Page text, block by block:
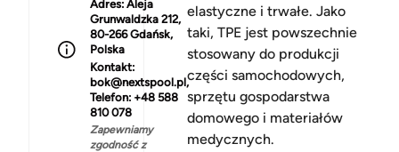
Adres: Aleja
Grunwaldzka 212,
80-266 Gdańsk,
Polska
Kontakt:
bok@nextspool.pl,
Telefon: +48 588
810 078
Zapewniamy
zgodność z
elastyczne i trwałe. Jako
taki, TPE jest powszechnie
stosowany do produkcji
części samochodowych,
sprzętu gospodarstwa
domowego i materiałów
medycznych.